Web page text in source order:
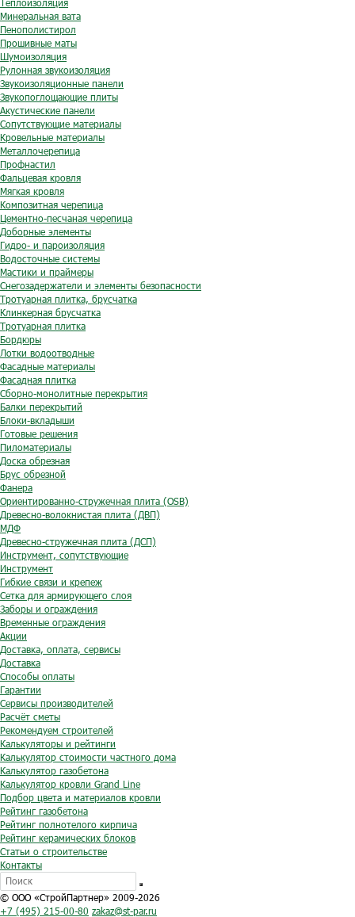
Теплоизоляция
Минеральная вата
Пенополистирол
Прошивные маты
Шумоизоляция
Рулонная звукоизоляция
Звукоизоляционные панели
Звукопоглощающие плиты
Акустические панели
Сопутствующие материалы
Кровельные материалы
Металлочерепица
Профнастил
Фальцевая кровля
Мягкая кровля
Композитная черепица
Цементно-песчаная черепица
Доборные элементы
Гидро- и пароизоляция
Водосточные системы
Мастики и праймеры
Снегозадержатели и элементы безопасности
Тротуарная плитка, брусчатка
Клинкерная брусчатка
Тротуарная плитка
Бордюры
Лотки водоотводные
Фасадные материалы
Фасадная плитка
Сборно-монолитные перекрытия
Балки перекрытий
Блоки-вкладыши
Готовые решения
Пиломатериалы
Доска обрезная
Брус обрезной
Фанера
Ориентированно-стружечная плита (OSB)
Древесно-волокнистая плита (ДВП)
МДФ
Древесно-стружечная плита (ДСП)
Инструмент, сопутствующие
Инструмент
Гибкие связи и крепеж
Сетка для армирующего слоя
Заборы и ограждения
Временные ограждения
Акции
Доставка, оплата, сервисы
Доставка
Способы оплаты
Гарантии
Сервисы производителей
Расчёт сметы
Рекомендуем строителей
Калькуляторы и рейтинги
Калькулятор стоимости частного дома
Калькулятор газобетона
Калькулятор кровли Grand Line
Подбор цвета и материалов кровли
Рейтинг газобетона
Рейтинг полнотелого кирпича
Рейтинг керамических блоков
Статьи о строительстве
Контакты
© ООО «СтройПартнер» 2009-2026
+7 (495) 215-00-80 zakaz@st-par.ru